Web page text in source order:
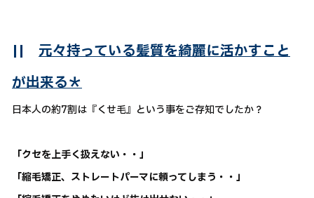
|| 元々持っている髪質を綺麗に活かすこと
が出来る＊
日本人の約7割は『くせ毛』という事をご存知でしたか？
「クセを上手く扱えない・・」
「縮毛矯正、ストレートパーマに頼ってしまう・・」